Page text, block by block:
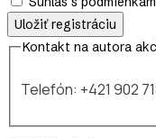
Kontakt na autora
Telefón: +421 902